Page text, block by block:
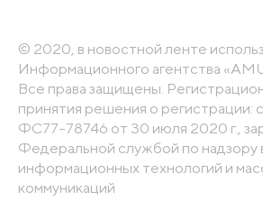
© 2020, в новостной ленте
Информационного агентства
Все права защищены.
принятия решения о
ФС77-78746 от 30 июля 2020 г.,
Федеральной службой по надзору
информационных технологий и
коммуникаций